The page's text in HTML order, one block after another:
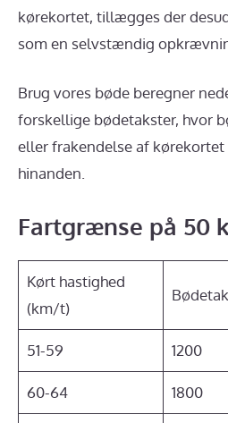
kørekortet, tillægges der
som en selvstændig
Brug vores bøde beregner
forskellige bødetakster, hvor
eller frakendelse af
hinanden.
Fartgrænse på 50
Kørt hastighed
(km/t)
51-59 1200
60-64 1800